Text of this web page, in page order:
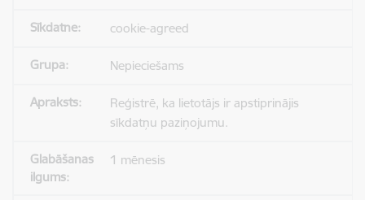
cookie-agreed
Nepieciešams
Reģistrē, ka lietotājs ir apstiprinājis
sīkdatņu paziņojumu.
1 mēnesis